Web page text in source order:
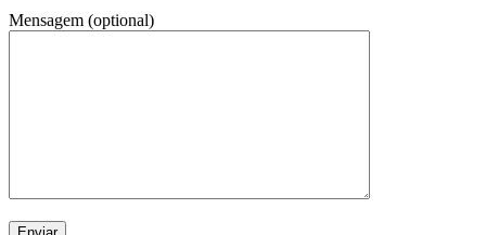
Mensagem (optional)